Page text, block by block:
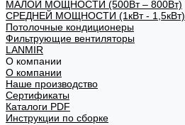
МАЛОЙ МОЩНОСТИ (500Вт – 800Вт)
СРЕДНЕЙ МОЩНОСТИ (1кВт - 1,5кВт)
Потолочные кондиционеры
Фильтрующие вентиляторы
LANMIR
О компании
О компании
Наше производство
Сертификаты
Каталоги PDF
Инструкции по сборке